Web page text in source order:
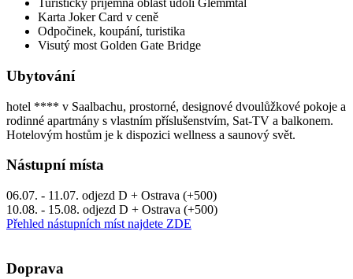
Turisticky příjemná oblast údolí Glemmtal
Karta Joker Card v ceně
Odpočinek, koupání, turistika
Visutý most Golden Gate Bridge
Ubytování
hotel **** v Saalbachu, prostorné, designové dvoulůžkové pokoje a
rodinné apartmány s vlastním příslušenstvím, Sat-TV a balkonem.
Hotelovým hostům je k dispozici wellness a saunový svět.
Nástupní místa
06.07. - 11.07. odjezd D + Ostrava (+500)
10.08. - 15.08. odjezd D + Ostrava (+500)
Přehled nástupních míst najdete ZDE
Doprava